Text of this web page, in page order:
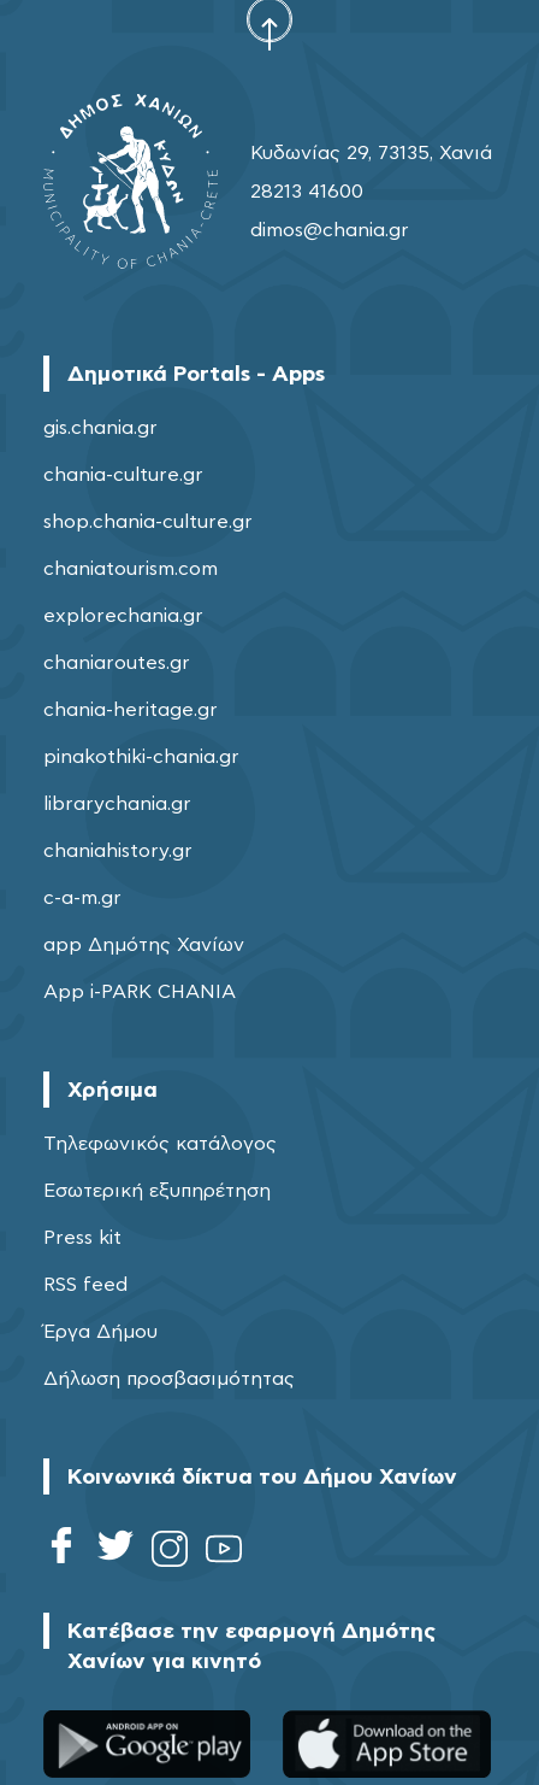
Κυδωνίας 29, 73135, Χανιά
28213 41600
dimos@chania.gr
Δημοτικά Portals - Apps
gis.chania.gr
chania-culture.gr
shop.chania-culture.gr
chaniatourism.com
explorechania.gr
chaniaroutes.gr
chania-heritage.gr
pinakothiki-chania.gr
librarychania.gr
chaniahistory.gr
c-a-m.gr
app Δημότης Χανίων
App i-PARK CHANIA
Χρήσιμα
Τηλεφωνικός κατάλογος
Εσωτερική εξυπηρέτηση
Press kit
RSS feed
Έργα Δήμου
Δήλωση προσβασιμότητας
Κοινωνικά δίκτυα του Δήμου Χανίων
Κατέβασε την εφαρμογή Δημότης
Χανίων για κινητό